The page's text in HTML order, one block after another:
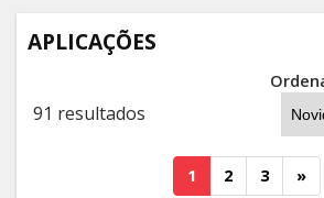
APLICAÇÕES
91 resultados
1 2 3 »